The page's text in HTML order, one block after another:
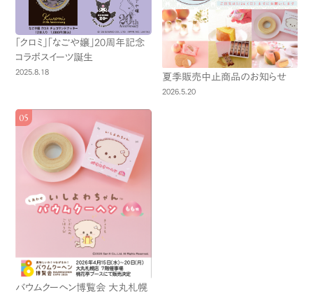
「クロミ」「なごや嬢」20周年記念
コラボスイーツ誕生
2025.8.18 夏季販売中止商品のお知らせ
2026.5.20
バウムクーヘン博覧会 大丸札幌